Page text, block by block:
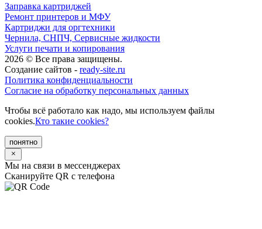
Заправка картриджей
Ремонт принтеров и МФУ
Картриджи для оргтехники
Чернила, СНПЧ, Сервисные жидкости
Услуги печати и копирования
2026 © Все права защищены.
Создание сайтов - ready-site.ru
Политика конфиденциальности
Согласие на обработку персональных данных
Чтобы всё работало как надо, мы используем файлы
cookies.Кто такие cookies?
понятно
Мы на связи в мессенджерах
Сканируйте QR с телефона